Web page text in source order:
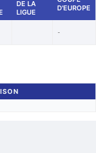
DE LA
LIGUE
D'EUROPE
-